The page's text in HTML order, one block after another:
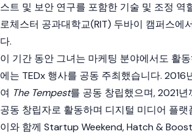
스트 및 보안 연구를 포함한 기술 및 조정
로체스터 공과대학교(RIT) 두바이 캠퍼스에
다.
이 기간 동안 그녀는 마케팅 분야에서도 활
에는 TEDx 행사를 공동 주최했습니다.
여 The Tempest를 공동 창립했으며, 2021
공동 창립자로 활동하며 디지털 미디어 플
이와 함께 Startup Weekend, Hatch &